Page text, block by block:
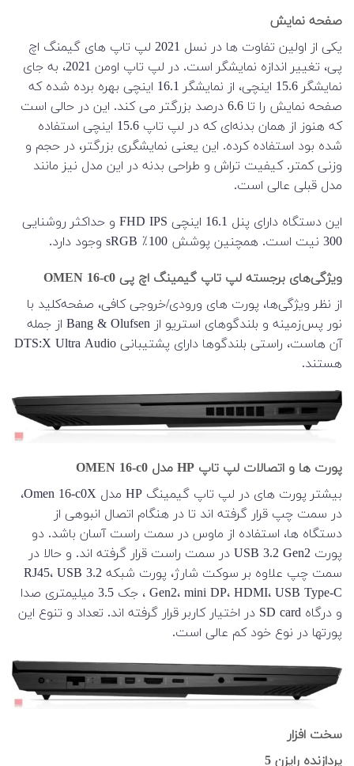
صفحه نمایش
یکی از اولین تفاوت ها در نسل 2021 لپ تاپ های گیمنگ اچ
پی، تغییر اندازه نمایشگر است. در لپ تاپ اومن 2021، به جای
نمایشگر 15.6 اینچی، از نمایشگر 16.1 اینچی بهره برده شده که
صفحه نمایش را تا 6.6 درصد بزرگتر می کند. این در حالی است
که هنوز از همان بدنه‌ای که در لپ تاپ 15.6 اینچی استفاده
شده بود استفاده کرده. این یعنی نمایشگری بزرگتر، در حجم و
وزنی کمتر. کیفیت تراش و طراحی بدنه در این مدل نیز مانند
مدل قبلی عالی است.
این دستگاه دارای پنل 16.1 اینچی FHD IPS و حداکثر روشنایی
300 نیت است. همچنین پوشش 100٪ sRGB وجود دارد.
ویژگی‌های برجسته لپ تاپ گیمینگ اچ پی OMEN 16-c0
از نظر ویژگی‌ها، پورت های ورودی/خروجی کافی، صفحه‌کلید با
نور پس‌زمینه و بلندگوهای استریو از Bang & Olufsen از جمله
آن هاست، راستی بلندگوها دارای پشتیبانی DTS:X Ultra Audio
هستند.
پورت ها و اتصالات لپ تاپ HP مدل OMEN 16-c0
بیشتر پورت های در لپ تاپ گیمینگ HP مدل Omen 16-c0X،
در سمت چپ قرار گرفته اند تا در هنگام اتصال انبوهی از
دستگاه ها، استفاده از ماوس در سمت راست آسان باشد. دو
پورت USB 3.2 Gen2 در سمت راست قرار گرفته اند. و حالا در
سمت چپ علاوه بر سوکت شارژ، پورت شبکه RJ45، USB 3.2
Gen2، mini DP، HDMI، USB Type-C ، جک 3.5 میلیمتری صدا
و درگاه SD card در اختیار کاربر قرار گرفته اند. تعداد و تنوع این
پورتها در نوع خود کم عالی است.
سخت افزار
پردازنده رایزن 5